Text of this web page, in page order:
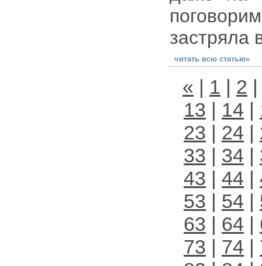
застряла
читать всю статью»
« | 1 | 2
13 | 14 |
23 | 24 |
33 | 34 |
43 | 44 |
53 | 54 |
63 | 64 |
73 | 74 |